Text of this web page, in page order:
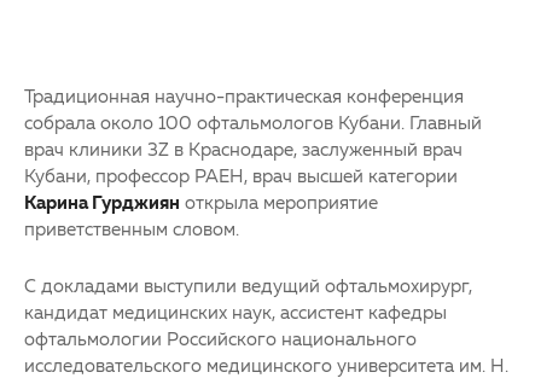
Традиционная научно-практическая конференция
собрала около 100 офтальмологов Кубани. Главный
врач клиники 3Z в Краснодаре, заслуженный врач
Кубани, профессор РАЕН, врач высшей категории
Карина Гурджиян открыла мероприятие
приветственным словом.
С докладами выступили ведущий офтальмохирург,
кандидат медицинских наук, ассистент кафедры
офтальмологии Российского национального
исследовательского медицинского университета им. Н.